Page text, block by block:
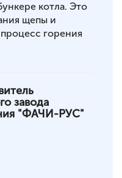
котла. Это
щепы и
горения
завода
"ФАЧИ-РУС"